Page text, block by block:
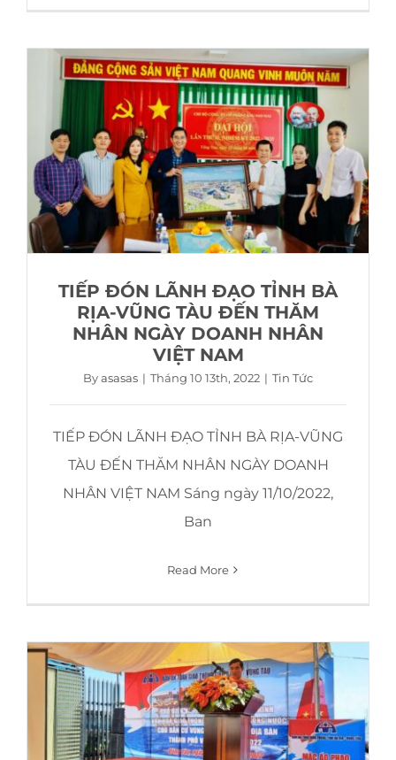
TIẾP ĐÓN LÃNH ĐẠO TỈNH BÀ
RỊA-VŨNG TÀU ĐẾN THĂM
NHÂN NGÀY DOANH NHÂN
VIỆT NAM
Byasasas | Tháng 10 13th, 2022 | Tin Tức
TIẾP ĐÓN LÃNH ĐẠO TỈNH BÀ RỊA-VŨNG
TÀU ĐẾN THĂM NHÂN NGÀY DOANH
NHÂN VIỆT NAM Sáng ngày 11/10/2022,
Ban
Read More